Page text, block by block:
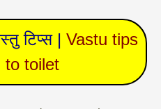
टिप्स | Vastu tips
to toilet